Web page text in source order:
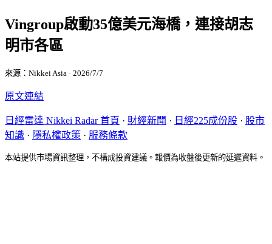
Vingroup啟動35億美元海橋，連接胡志
明市各區
來源：Nikkei Asia · 2026/7/7
原文連結
日經雷達 Nikkei Radar 首頁 · 財經新聞 · 日經225成份股 · 股市
知識 · 隱私權政策 · 服務條款
本站提供市場資訊整理，不構成投資建議。報價為收盤後更新的延遲資料。